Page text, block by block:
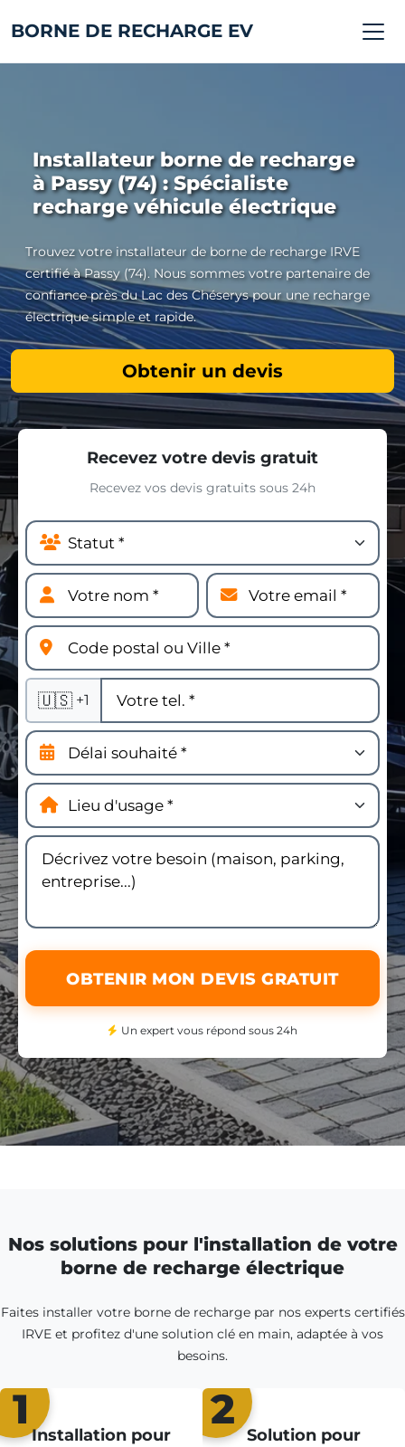
BORNE DE RECHARGE EV
Installateur borne de recharge
à Passy (74) : Spécialiste
recharge véhicule électrique
Trouvez votre installateur de borne de recharge IRVE
certifié à Passy (74). Nous sommes votre partenaire de
confiance près du Lac des Chéserys pour une recharge
électrique simple et rapide.
Obtenir un devis
Recevez votre devis gratuit
Recevez vos devis gratuits sous 24h
🇺🇸 +1
OBTENIR MON DEVIS GRATUIT
Un expert vous répond sous 24h
Nos solutions pour l'installation de votre
borne de recharge électrique
Faites installer votre borne de recharge par nos experts certifiés
IRVE et profitez d'une solution clé en main, adaptée à vos
besoins.
1
Installation pour
2
Solution pour